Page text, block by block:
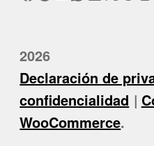
2026
Declaración de
confidencialidad
WooCommerce.